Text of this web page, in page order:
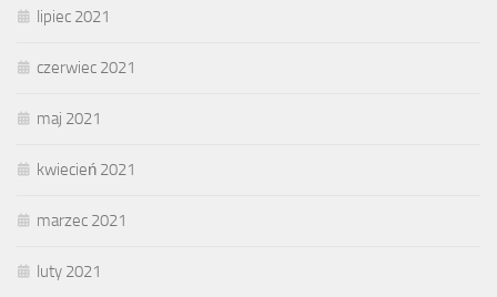
lipiec 2021
czerwiec 2021
maj 2021
kwiecień 2021
marzec 2021
luty 2021